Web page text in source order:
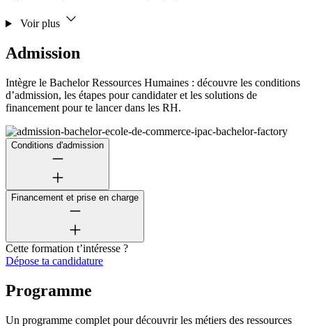
Voir plus
Admission
Intègre le Bachelor Ressources Humaines : découvre les conditions
d’admission, les étapes pour candidater et les solutions de
financement pour te lancer dans les RH.
Conditions d'admission
Financement et prise en charge
Cette formation t’intéresse ?
Dépose ta candidature
Programme
Un programme complet pour découvrir les métiers des ressources